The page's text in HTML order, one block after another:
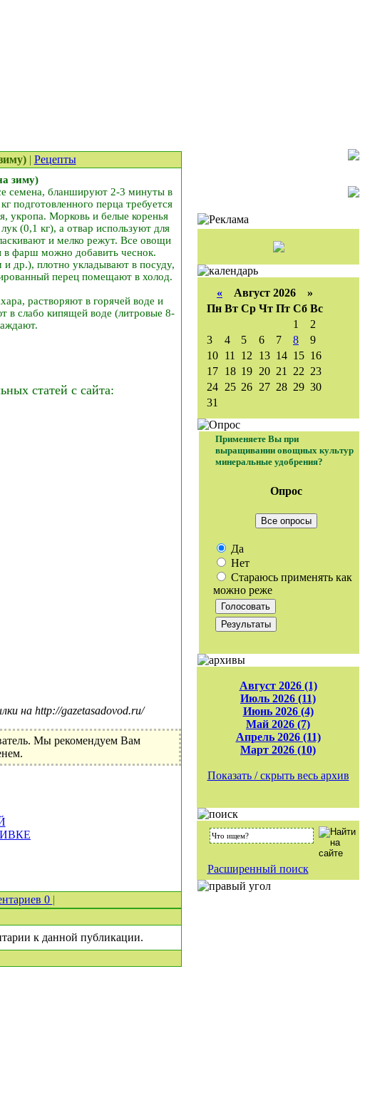
| Рецепты
зиму)
семена, бланшируют 2-3 минуты в
подготовленного перца требуется
укропа. Морковь и белые коренья
(0,1 кг), а отвар используют для
и мелко режут. Все овощи
фарш можно добавить чеснок.
др.), плотно укладывают в посуду,
перец помещают в холод.
растворяют в горячей воде и
в слабо кипящей воде (литровые 8-
статей с сайта:
на http://gazetasadovod.ru/
Мы рекомендуем Вам
0 |
к данной публикации.
« Август 2026 »
Пн Вт Ср Чт Пт Сб Вс
1
2
3
4 5 6 7 8
9
10 11 12 13 14 15 16
17 18 19 20 21 22 23
24 25 26 27 28 29 30
31
Применяете Вы при
выращивании овощных культур
минеральные удобрения?
Опрос
Все опросы
Да
Нет
Стараюсь применять как
можно реже
Август 2026 (1)
Июль 2026 (11)
Июнь 2026 (4)
Май 2026 (7)
Апрель 2026 (11)
Март 2026 (10)
Показать / скрыть весь архив
Расширенный поиск